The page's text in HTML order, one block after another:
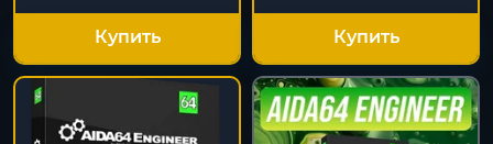
Купить Купить